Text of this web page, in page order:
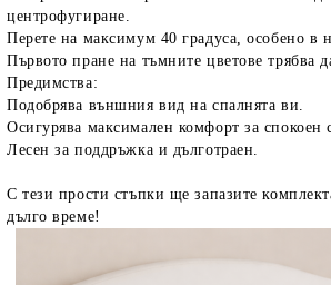
центрофугиране.
Перете на максимум 40 градуса, особено в
Първото пране на тъмните цветове трябва
Предимства:
Подобрява външния вид на спалнята ви.
Осигурява максимален комфорт за спокоен
Лесен за поддръжка и дълготраен.
С тези прости стъпки ще запазите
дълго време!